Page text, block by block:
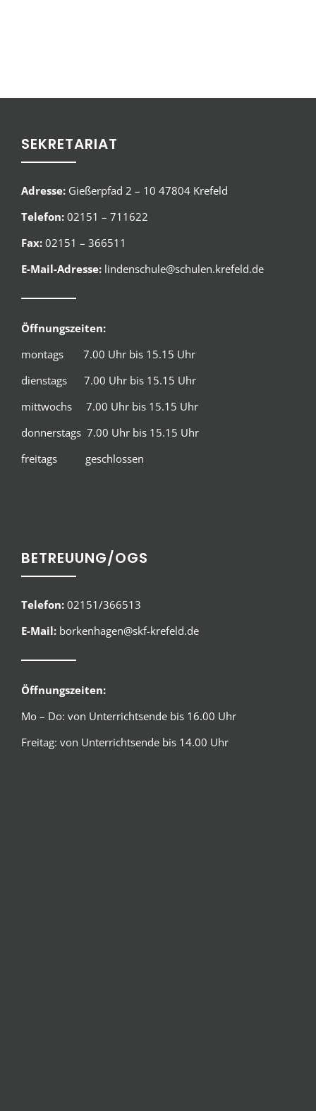
SEKRETARIAT
Adresse: Gießerpfad 2 – 10 47804 Krefeld
Telefon: 02151 – 711622
Fax: 02151 – 366511
E-Mail-Adresse: lindenschule@schulen.krefeld.de
Öffnungszeiten:
montags 7.00 Uhr bis 15.15 Uhr
dienstags 7.00 Uhr bis 15.15 Uhr
mittwochs 7.00 Uhr bis 15.15 Uhr
donnerstags 7.00 Uhr bis 15.15 Uhr
freitags geschlossen
BETREUUNG/OGS
Telefon: 02151/366513
E-Mail: borkenhagen@skf-krefeld.de
Öffnungszeiten:
Mo – Do: von Unterrichtsende bis 16.00 Uhr
Freitag: von Unterrichtsende bis 14.00 Uhr